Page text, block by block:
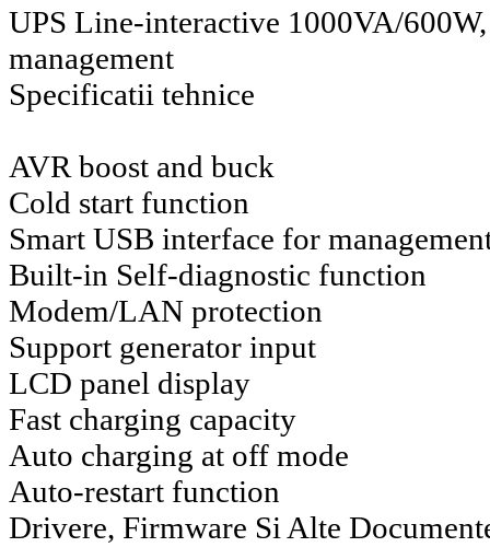
UPS Line-interactive 1000VA/
management
Specificatii tehnice
AVR boost and buck
Cold start function
Smart USB interface for
Built-in Self-diagnostic function
Modem/LAN protection
Support generator input
LCD panel display
Fast charging capacity
Auto charging at off mode
Auto-restart function
Drivere, Firmware Si Alte